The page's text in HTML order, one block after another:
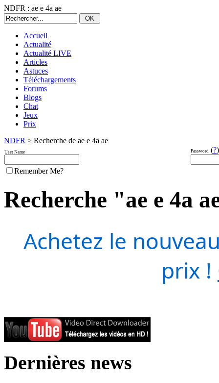
NDFR : ae e 4a ae
Accueil
Actualité
Actualité LIVE
Articles
Astuces
Téléchargements
Forums
Blogs
Chat
Jeux
Prix
NDFR > Recherche de ae e 4a ae
User Name Password (?)
Remember Me?
Recherche "ae e 4a
Achetez le
prix !
Dernières news